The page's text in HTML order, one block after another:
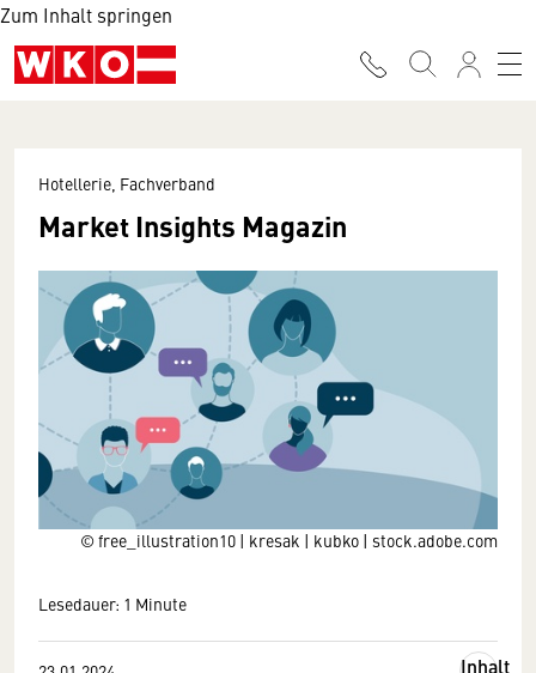
Zum Inhalt springen
© free_illustration10 | kresak | kubko | stock.adobe.com
Hotellerie, Fachverband
Market Insights Magazin
Lesedauer: 1 Minute
Inhalt